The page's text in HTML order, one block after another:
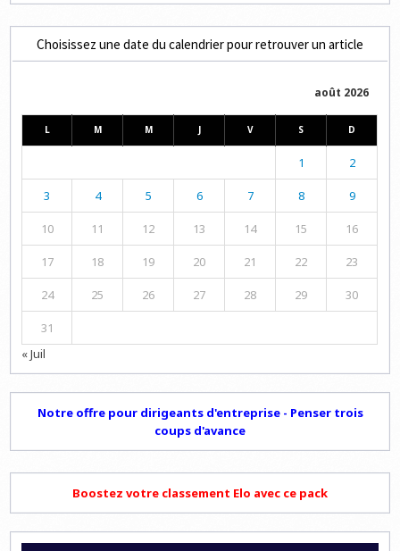
Choisissez une date du calendrier pour retrouver un article
août 2026
L M M J V S D
1 2
3 4 5 6 7 8 9
10 11 12 13 14 15 16
17 18 19 20 21 22 23
24 25 26 27 28 29 30
31
« Juil
Notre offre pour dirigeants d'entreprise - Penser trois
coups d'avance
Boostez votre classement Elo avec ce pack